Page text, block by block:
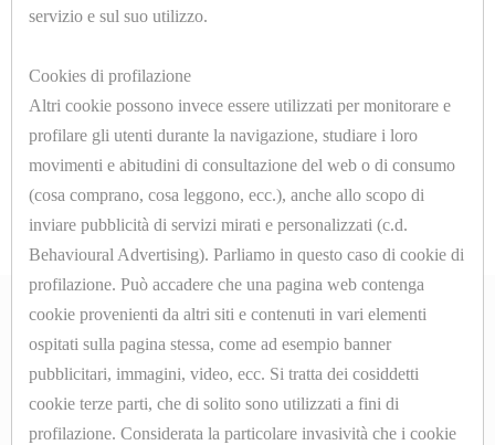
IMPIANTISTICA,
CAVI,
TUBI
GUAINE
MANOMETRI
MICROINTERRUTTORI
MOLLE
PARTI
<< < 3
ABOUT
Azienda
servizio e sul suo utilizzo.
Cookies di profilazione
Altri cookie possono invece essere utilizzati per monitorare e
profilare gli utenti durante la navigazione, studiare i loro
movimenti e abitudini di consultazione del web o di consumo
(cosa comprano, cosa leggono, ecc.), anche allo scopo di
inviare pubblicità di servizi mirati e personalizzati (c.d.
Behavioural Advertising). Parliamo in questo caso di cookie di
profilazione. Può accadere che una pagina web contenga
cookie provenienti da altri siti e contenuti in vari elementi
ospitati sulla pagina stessa, come ad esempio banner
pubblicitari, immagini, video, ecc. Si tratta dei cosiddetti
cookie terze parti, che di solito sono utilizzati a fini di
profilazione. Considerata la particolare invasività che i cookie